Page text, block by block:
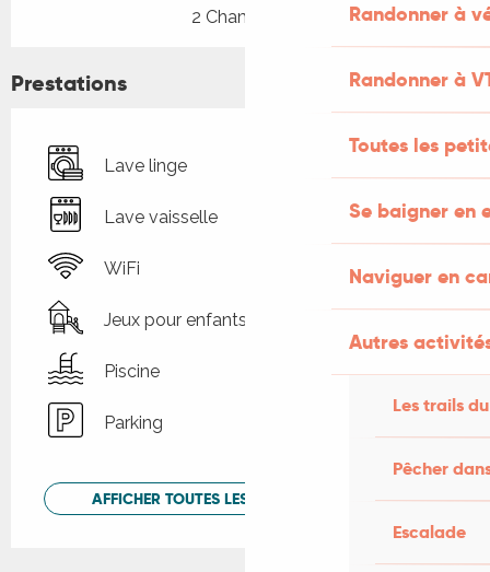
Randonner à
Randonner à
Toutes les
Se baigner en
Naviguer en
Autres
Les trails
Pêcher
Escalade
2 Chambre(s)
Prestations
Lave linge
Lave vaisselle
WiFi
Jeux pour enfants / Espace jeux
Piscine
Parking
AFFICHER TOUTES LES PRESTATIONS